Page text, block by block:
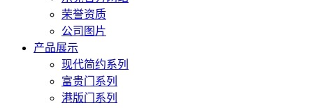
荣誉资质
公司图片
产品展示
现代简约系列
富贵门系列
港版门系列